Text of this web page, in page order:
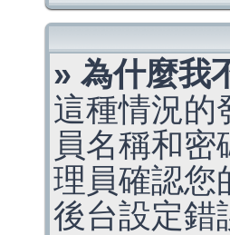
» 為什麼我
這種情況的
員名稱和
理員確認您
後台設定錯